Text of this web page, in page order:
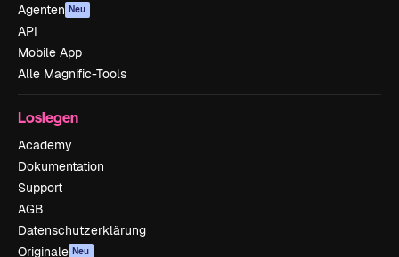
Agenten Neu
API
Mobile App
Alle Magnific-Tools
Loslegen
Academy
Dokumentation
Support
AGB
Datenschutzerklärung
Originale Neu